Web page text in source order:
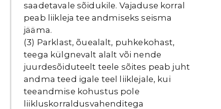
saadetavale sõidukile. Vajaduse korral
peab liikleja tee andmiseks seisma
jääma.
(3) Parklast, õuealalt, puhkekohast,
teega külgnevalt alalt või nende
juurdesõiduteelt teele sõites peab juht
andma teed igale teel liiklejale, kui
teeandmise kohustus pole
liikluskorraldusvahenditega